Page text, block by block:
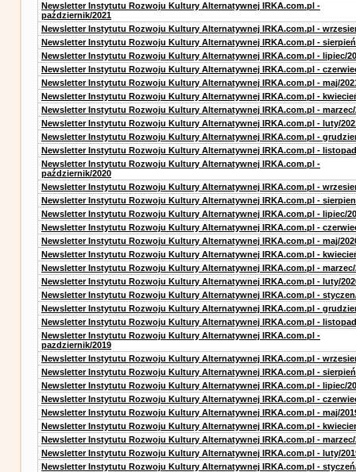
Newsletter Instytutu Rozwoju Kultury Alternatywnej IRKA.com.pl -
październik/2021
Newsletter Instytutu Rozwoju Kultury Alternatywnej IRKA.com.pl -
Newsletter Instytutu Rozwoju Kultury Alternatywnej IRKA.com.pl -
Newsletter Instytutu Rozwoju Kultury Alternatywnej IRKA.com.pl - lipiec/
Newsletter Instytutu Rozwoju Kultury Alternatywnej IRKA.com.pl -
Newsletter Instytutu Rozwoju Kultury Alternatywnej IRKA.com.pl - maj/
Newsletter Instytutu Rozwoju Kultury Alternatywnej IRKA.com.pl -
Newsletter Instytutu Rozwoju Kultury Alternatywnej IRKA.com.pl - marzec/
Newsletter Instytutu Rozwoju Kultury Alternatywnej IRKA.com.pl - luty/
Newsletter Instytutu Rozwoju Kultury Alternatywnej IRKA.com.pl -
Newsletter Instytutu Rozwoju Kultury Alternatywnej IRKA.com.pl -
Newsletter Instytutu Rozwoju Kultury Alternatywnej IRKA.com.pl -
październik/2020
Newsletter Instytutu Rozwoju Kultury Alternatywnej IRKA.com.pl -
Newsletter Instytutu Rozwoju Kultury Alternatywnej IRKA.com.pl -
Newsletter Instytutu Rozwoju Kultury Alternatywnej IRKA.com.pl - lipiec/
Newsletter Instytutu Rozwoju Kultury Alternatywnej IRKA.com.pl -
Newsletter Instytutu Rozwoju Kultury Alternatywnej IRKA.com.pl - maj/
Newsletter Instytutu Rozwoju Kultury Alternatywnej IRKA.com.pl -
Newsletter Instytutu Rozwoju Kultury Alternatywnej IRKA.com.pl - marzec/
Newsletter Instytutu Rozwoju Kultury Alternatywnej IRKA.com.pl - luty/
Newsletter Instytutu Rozwoju Kultury Alternatywnej IRKA.com.pl -
Newsletter Instytutu Rozwoju Kultury Alternatywnej IRKA.com.pl -
Newsletter Instytutu Rozwoju Kultury Alternatywnej IRKA.com.pl -
Newsletter Instytutu Rozwoju Kultury Alternatywnej IRKA.com.pl -
pazdziernik/2019
Newsletter Instytutu Rozwoju Kultury Alternatywnej IRKA.com.pl -
Newsletter Instytutu Rozwoju Kultury Alternatywnej IRKA.com.pl -
Newsletter Instytutu Rozwoju Kultury Alternatywnej IRKA.com.pl - lipiec/
Newsletter Instytutu Rozwoju Kultury Alternatywnej IRKA.com.pl -
Newsletter Instytutu Rozwoju Kultury Alternatywnej IRKA.com.pl - maj/
Newsletter Instytutu Rozwoju Kultury Alternatywnej IRKA.com.pl -
Newsletter Instytutu Rozwoju Kultury Alternatywnej IRKA.com.pl - marzec/
Newsletter Instytutu Rozwoju Kultury Alternatywnej IRKA.com.pl - luty/
Newsletter Instytutu Rozwoju Kultury Alternatywnej IRKA.com.pl -